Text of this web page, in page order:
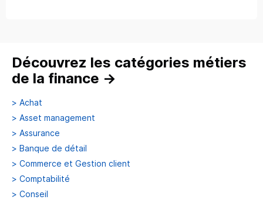
Découvrez les catégories métiers
de la finance →
> Achat
> Asset management
> Assurance
> Banque de détail
> Commerce et Gestion client
> Comptabilité
> Conseil